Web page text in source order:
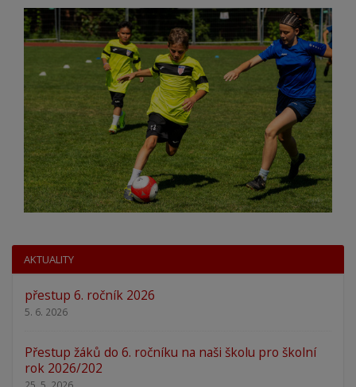
AKTUALITY
přestup 6. ročník 2026
5. 6. 2026
Přestup žáků do 6. ročníku na naši školu pro školní
rok 2026/202